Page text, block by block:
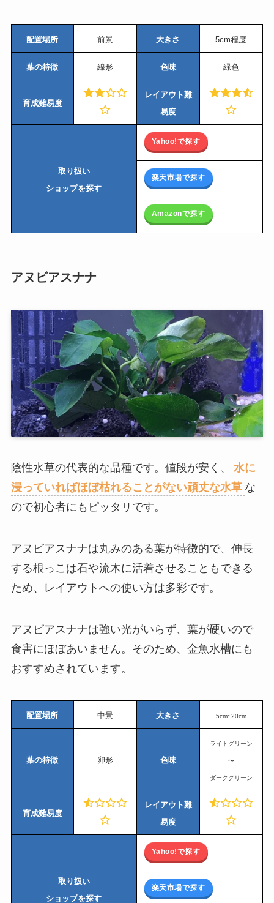
配置場所 前景 大きさ 5cm程度
葉の特徴 線形 色味 緑色
育成難易度
レイアウト難
易度
取り扱い
ショップを探す
Yahoo!で探す
楽天市場で探す
Amazonで探す
アヌビアスナナ
陰性水草の代表的な品種です。値段が安く、
水に
浸っていればほぼ枯れることがない頑丈な水草 な
ので初心者にもピッタリです。
アヌビアスナナは丸みのある葉が特徴的で、伸長
する根っこは石や流木に活着させることもできる
ため、レイアウトへの使い方は多彩です。
アヌビアスナナは強い光がいらず、葉が硬いので
食害にほぼあいません。そのため、金魚水槽にも
おすすめされています。
配置場所 中景 大きさ 5cm~20cm
葉の特徴 卵形 色味
ライトグリーン
〜
ダークグリーン
育成難易度
レイアウト難
易度
取り扱い
ショップを探す
Yahoo!で探す
楽天市場で探す